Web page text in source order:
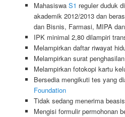
Mahasiswa S1 reguler duduk
akademik 2012/2013 dan
dan Bisnis, Farmasi, MIPA
IPK minimal 2,80 dilampiri
Melampirkan daftar riwayat
Melampirkan surat
Melampirkan fotokopi kartu
Bersedia mengikuti tes yang
Foundation
Tidak sedang menerima
Mengisi formulir permohonan